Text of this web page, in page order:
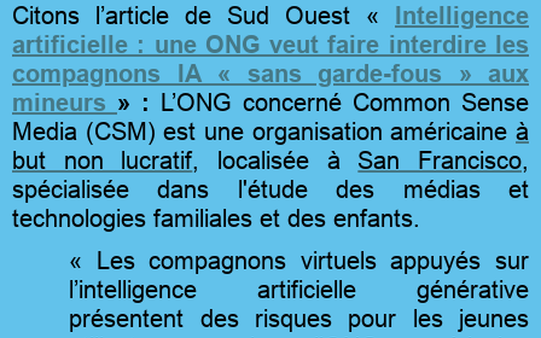
Citons l’article de Sud Ouest « Intelligence
artificielle : une ONG veut faire interdire les
compagnons IA « sans garde-fous » aux
mineurs » : L’ONG concerné Common Sense
Media (CSM) est une organisation américaine à
but non lucratif, localisée à San Francisco,
spécialisée dans l'étude des médias et
technologies familiales et des enfants.
« Les compagnons virtuels appuyés sur
l’intelligence artificielle générative
présentent des risques pour les jeunes